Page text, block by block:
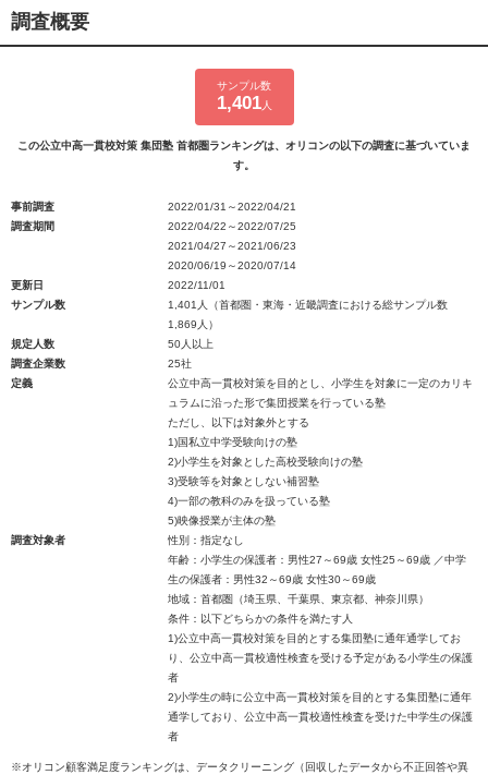
調査概要
サンプル数
1,401人
この公立中高一貫校対策 集団塾 首都圏ランキングは、オリコンの以下の調査に基づいていま
す。
事前調査
2022/01/31～2022/04/21
調査期間
2022/04/22～2022/07/25
2021/04/27～2021/06/23
2020/06/19～2020/07/14
更新日
2022/11/01
サンプル数
1,401人（首都圏・東海・近畿調査における総サンプル数
1,869人）
規定人数
50人以上
調査企業数
25社
定義
公立中高一貫校対策を目的とし、小学生を対象に一定のカリキ
ュラムに沿った形で集団授業を行っている塾
ただし、以下は対象外とする
1)国私立中学受験向けの塾
2)小学生を対象とした高校受験向けの塾
3)受験等を対象としない補習塾
4)一部の教科のみを扱っている塾
5)映像授業が主体の塾
調査対象者
性別：指定なし
年齢：小学生の保護者：男性27～69歳 女性25～69歳 ／中学
生の保護者：男性32～69歳 女性30～69歳
地域：首都圏（埼玉県、千葉県、東京都、神奈川県）
条件：以下どちらかの条件を満たす人
1)公立中高一貫校対策を目的とする集団塾に通年通学してお
り、公立中高一貫校適性検査を受ける予定がある小学生の保護
者
2)小学生の時に公立中高一貫校対策を目的とする集団塾に通年
通学しており、公立中高一貫校適性検査を受けた中学生の保護
者
※オリコン顧客満足度ランキングは、データクリーニング（回収したデータから不正回答や異